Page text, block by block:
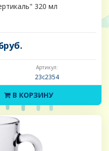
320 мл
Артикул:
23с2354
В КОРЗИНУ